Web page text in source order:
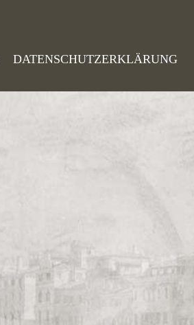
DATENSCHUTZERKLÄRUNG